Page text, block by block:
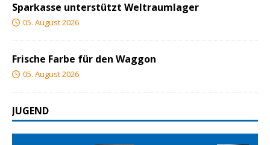
Sparkasse unterstützt Weltraumlager
05. August 2026
Frische Farbe für den Waggon
05. August 2026
JUGEND